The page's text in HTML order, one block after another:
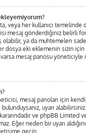
veya her kullanıcı temelinde
mesaj gönderdiğiniz belirli
ya da muhtemelen
dosya eki eklemenin sizin için
varsa mesaj panosu
mesaj panoları için kendi
uyarı
ve phpBB Limited
Eğer neden bir uyarı
geçin.